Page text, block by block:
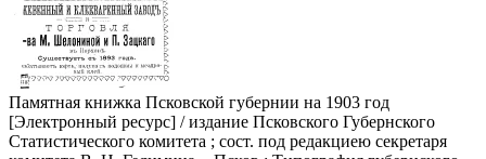
Памятная книжка Псковской губернии на 1903 год
[Электронный ресурс] / издание Псковского Губернского
Статистического комитета ; сост. под редакциею секретаря